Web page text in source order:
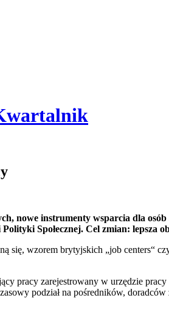
nowe instrumenty wsparcia dla
Społecznej. Cel zmian: lepsza
się, wzorem brytyjskich „job centers“
pracy zarejestrowany w urzędzie
podział na pośredników,